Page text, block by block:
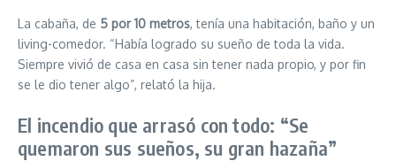
La cabaña, de 5 por 10 metros, tenía una habitación, baño y un
living-comedor. “Había logrado su sueño de toda la vida.
Siempre vivió de casa en casa sin tener nada propio, y por fin
se le dio tener algo”, relató la hija.
El incendio que arrasó con todo: “Se
quemaron sus sueños, su gran hazaña”